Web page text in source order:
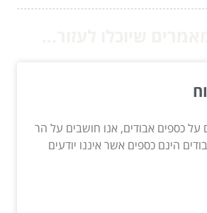
על כספים אבודים, אנו חושבים על הר
הינם כספים אשר איננו יודעים